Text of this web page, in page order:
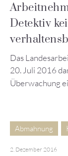
Detektiv
Das
20. Juli 2016
Überwachung
Abmahnung
2. Dezember 2016